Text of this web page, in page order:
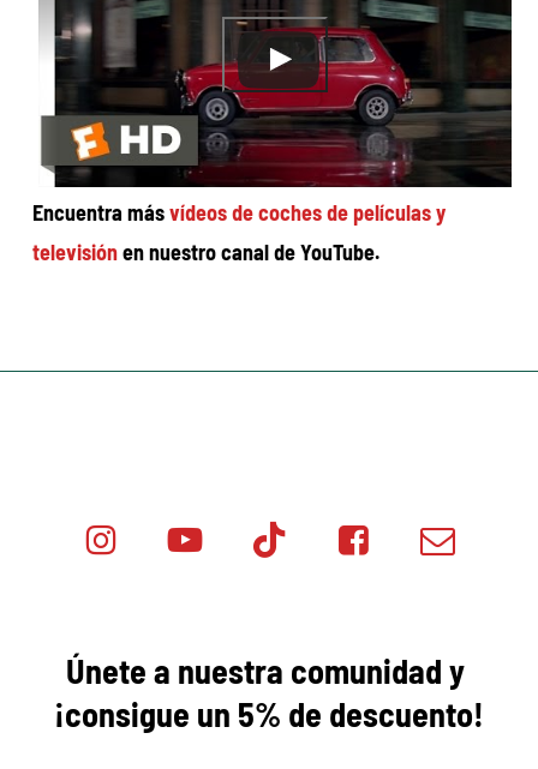
Encuentra másvídeos de coches de películas y
televisiónen nuestro canal de YouTube.
Minicar Tok
Minicar Minicar
Únete a nuestra comunidad y
¡consigue un 5% de descuento!